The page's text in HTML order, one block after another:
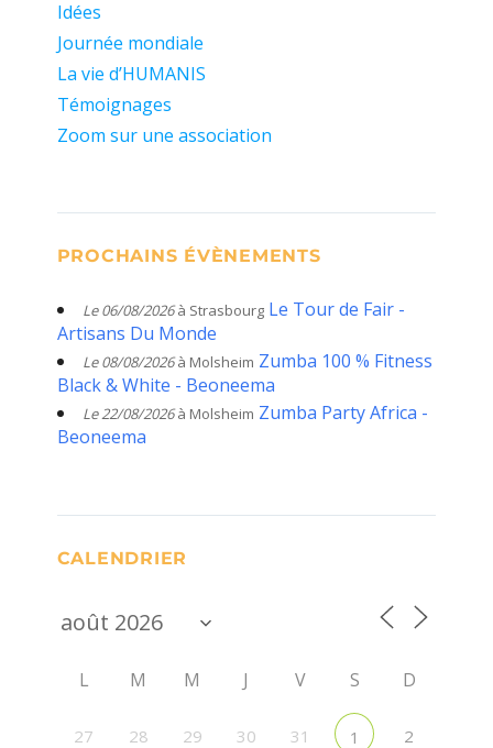
Idées
Journée mondiale
La vie d’HUMANIS
Témoignages
Zoom sur une association
PROCHAINS ÉVÈNEMENTS
Le 06/08/2026à Strasbourg Le Tour de Fair -
Artisans Du Monde
Le 08/08/2026à Molsheim Zumba 100 % Fitness
Black & White - Beoneema
Le 22/08/2026à Molsheim Zumba Party Africa -
Beoneema
CALENDRIER
L M M J V S D
27 28 29 30 31 1 2